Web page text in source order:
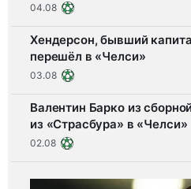
04.08
Хендерсон, бывший
перешёл в «Челси»
03.08
Валентин Барко из
из «Страсбура» в «Челси»
02.08